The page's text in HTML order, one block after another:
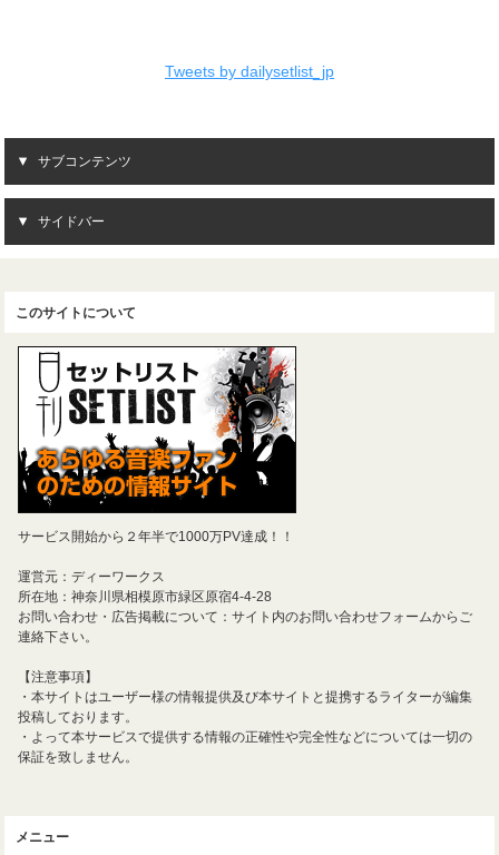
Tweets by dailysetlist_jp
サブコンテンツ
サイドバー
このサイトについて
サービス開始から２年半で1000万PV達成！！
運営元：ディーワークス
所在地：神奈川県相模原市緑区原宿4-4-28
お問い合わせ・広告掲載について：サイト内のお問い合わせフォームからご
連絡下さい。
【注意事項】
・本サイトはユーザー様の情報提供及び本サイトと提携するライターが編集
投稿しております。
・よって本サービスで提供する情報の正確性や完全性などについては一切の
保証を致しません。
メニュー